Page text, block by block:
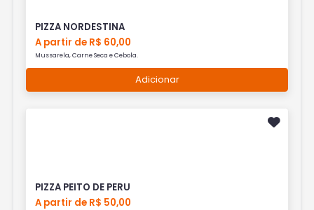
PIZZA NORDESTINA
A partir de R$ 60,00
Mussarela, Carne Seca e Cebola.
Adicionar
PIZZA PEITO DE PERU
A partir de R$ 50,00